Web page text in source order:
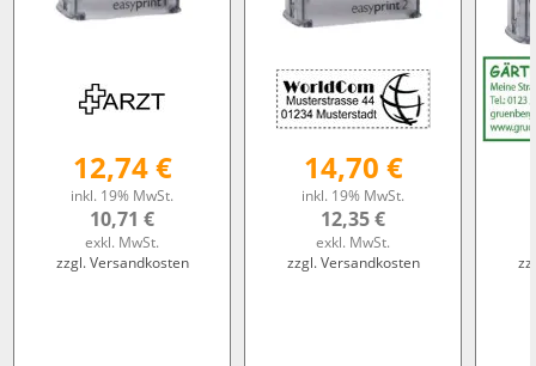
12,74 €
inkl. 19% MwSt.
10,71 €
exkl. MwSt.
zzgl. Versandkosten
14,70 €
inkl. 19% MwSt.
12,35 €
exkl. MwSt.
zzgl. Versandkosten